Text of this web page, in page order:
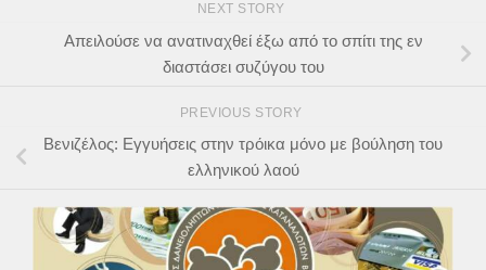
NEXT STORY
Απειλούσε να ανατιναχθεί έξω από το σπίτι της εν
διαστάσει συζύγου του
PREVIOUS STORY
Βενιζέλος: Εγγυήσεις στην τρόικα μόνο με βούληση του
ελληνικού λαού